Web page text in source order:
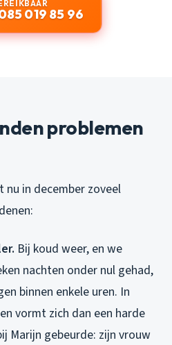
019 85 96
problemen
nu in december zoveel
Bij koud weer, en we
nachten onder nul gehad,
binnen enkele uren. In
vormt zich dan een harde
Marijn gebeurde: zijn vrouw